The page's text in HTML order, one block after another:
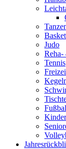
Judo
Reha-
Tennis